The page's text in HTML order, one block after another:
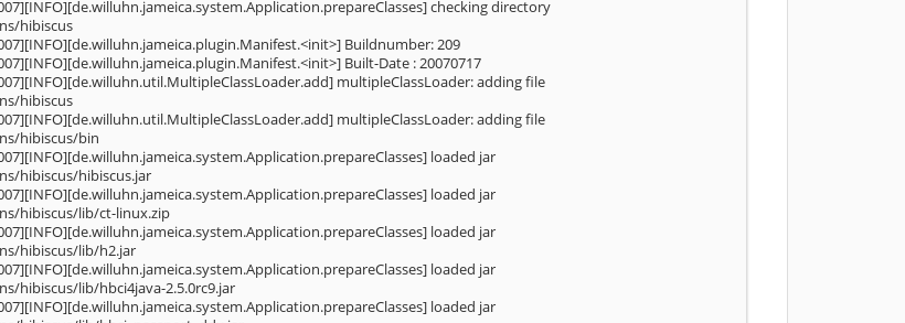
checking directory
hibiscus
Buildnumber: 209
Built-Date : 20070717
multipleClassLoader: adding file
hibiscus
multipleClassLoader: adding file
hibiscus/bin
loaded jar
hibiscus/hibiscus.jar
loaded jar
hibiscus/lib/ct-linux.zip
loaded jar
hibiscus/lib/h2.jar
loaded jar
hibiscus/lib/hbci4java-2.5.0rc9.jar
loaded jar